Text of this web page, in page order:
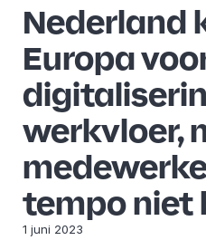
Nederland
Europa
werkvloer,
tempo niet
1 juni 2023